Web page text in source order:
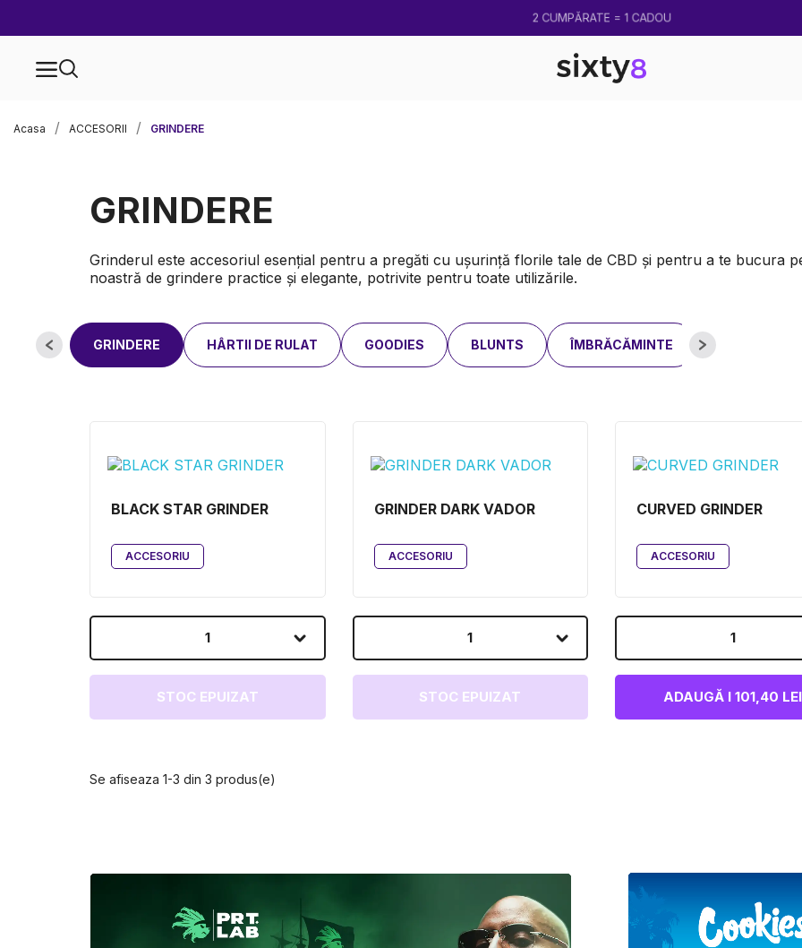
2 CUMPĂRATE = 1 CADOU
Acasa ACCESORII GRINDERE
GRINDERE
Grinderul este accesoriul esențial pentru a pregăti cu ușurință florile tale de CBD și pentru a te bucura
noastră de grindere practice și elegante, potrivite pentru toate utilizările.
GRINDERE HÂRTII DE RULAT GOODIES BLUNTS ÎMBRĂCĂMINTE
BLACK STAR GRINDER
ACCESORIU
1
STOC EPUIZAT
GRINDER DARK VADOR
ACCESORIU
1
STOC EPUIZAT
CURVED GRINDER
ACCESORIU
1
ADAUGĂ I 101,40 LEI
Se afiseaza 1-3 din 3 produs(e)